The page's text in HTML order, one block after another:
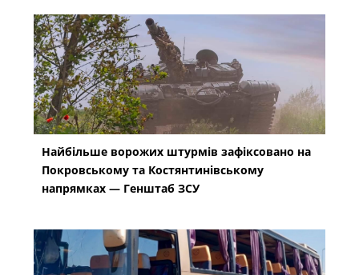
Найбільше ворожих штурмів зафіксовано на
Покровському та Костянтинівському
напрямках — Генштаб ЗСУ